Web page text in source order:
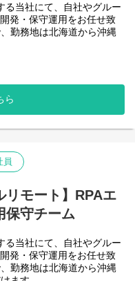
を進めていくことが可能
し、レガシー化した業務
ます。
る当社にて、自社やグルー
発・保守運用をお任せ致
勤務地は北海道から沖縄
時間に制限もなく、月160
であれば、自由な時間に働
たり、働く時間を調整で
立も可能です。社員が仕
。
体＞
上好調かつDX推進の優先
を進めていくことが可能
ら
員
リモート】RPAエ
保守チーム
る当社にて、自社やグルー
発・保守運用をお任せ致
勤務地は北海道から沖縄
ます。